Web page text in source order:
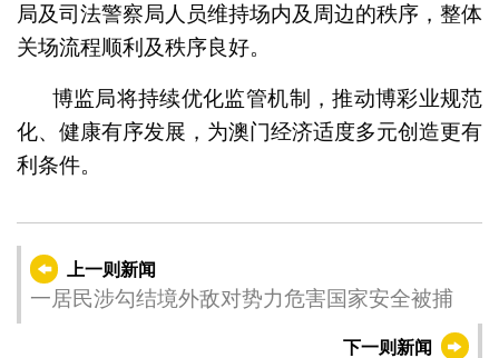
局及司法警察局人员维持场内及周边的秩序，整体
关场流程顺利及秩序良好。
博监局将持续优化监管机制，推动博彩业规范
化、健康有序发展，为澳门经济适度多元创造更有
利条件。
上一则新闻
一居民涉勾结境外敌对势力危害国家安全被捕
下一则新闻